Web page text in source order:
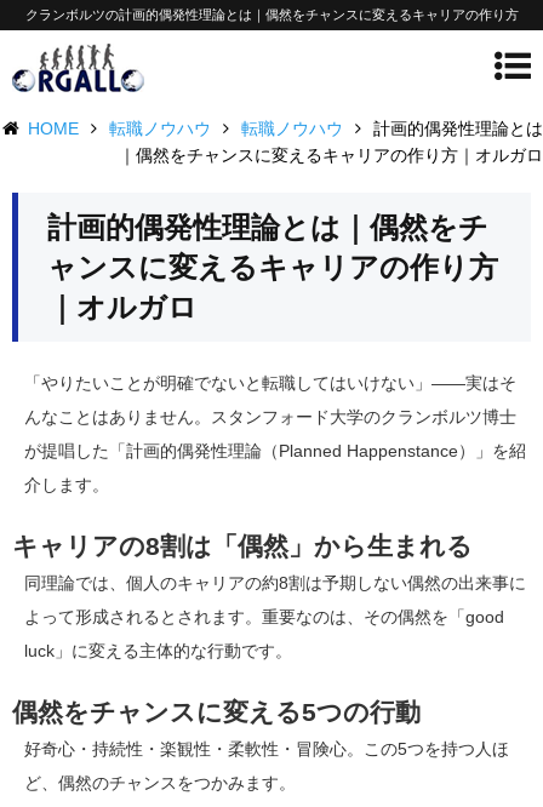
クランボルツの計画的偶発性理論とは｜偶然をチャンスに変えるキャリアの作り方
HOME 転職ノウハウ 転職ノウハウ
計画的偶発性理論とは
｜偶然をチャンスに変えるキャリアの作り方｜オルガロ
計画的偶発性理論とは｜偶然をチ
ャンスに変えるキャリアの作り方
｜オルガロ
「やりたいことが明確でないと転職してはいけない」——実はそ
んなことはありません。スタンフォード大学のクランボルツ博士
が提唱した「計画的偶発性理論（Planned Happenstance）」を紹
介します。
キャリアの8割は「偶然」から生まれる
同理論では、個人のキャリアの約8割は予期しない偶然の出来事に
よって形成されるとされます。重要なのは、その偶然を「good
luck」に変える主体的な行動です。
偶然をチャンスに変える5つの行動
好奇心・持続性・楽観性・柔軟性・冒険心。この5つを持つ人ほ
ど、偶然のチャンスをつかみます。